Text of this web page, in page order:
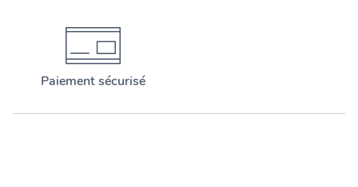
Paiement sécurisé